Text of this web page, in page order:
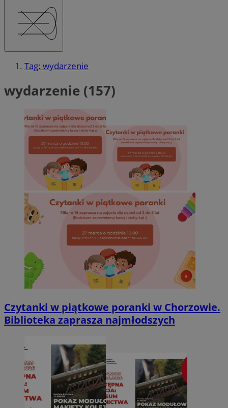
Tag: wydarzenie
wydarzenie (157)
Czytanki w piątkowe poranki w Chorzowie.
Biblioteka zaprasza najmłodszych